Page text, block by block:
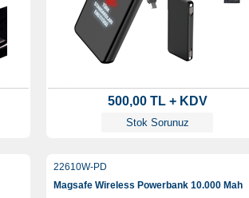
500,00 TL + KDV
Stok Sorunuz
22610W-PD
Magsafe Wireless Powerbank 10.000 Mah